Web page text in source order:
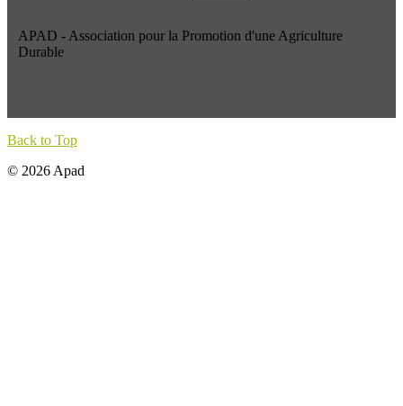
APAD - Association pour la Promotion d'une Agriculture
Durable
Back to Top
© 2026 Apad